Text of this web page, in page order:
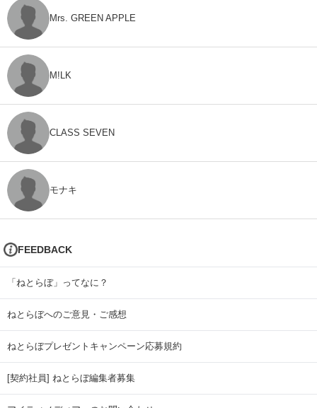
Mrs. GREEN APPLE
M!LK
CLASS SEVEN
モナキ
FEEDBACK
「ねとらぼ」ってなに？
ねとらぼへのご意見・ご感想
ねとらぼプレゼントキャンペーン応募規約
[契約社員] ねとらぼ編集者募集